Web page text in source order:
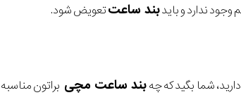
ندارد و بایدبند ساعتتعویض شود.
شما بگید که چهبند ساعت مچی براتون